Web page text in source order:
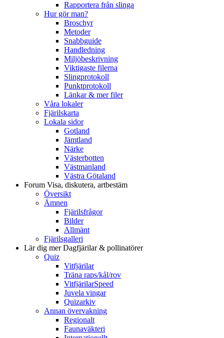
Rapportera från slinga
Hur gör man?
Broschyr
Metoder
Snabbguide
Handledning
Miljöbeskrivning
Viktigaste filerna
Slingprotokoll
Punktprotokoll
Länkar & mer filer
Våra lokaler
Fjärilskarta
Lokala sidor
Gotland
Jämtland
Närke
Västerbotten
Västmanland
Västra Götaland
Forum Visa, diskutera, artbestäm
Översikt
Ämnen
Fjärilsfrågor
Bilder
Allmänt
Fjärilsgalleri
Lär dig merDagfjärilar & pollinatörer
Quiz
Vitfjärilar
Träna raps/kål/rov
VitfjärilarSpeed
Juvela vingar
Quizarkiv
Annan övervakning
Regionalt
Faunaväkteri